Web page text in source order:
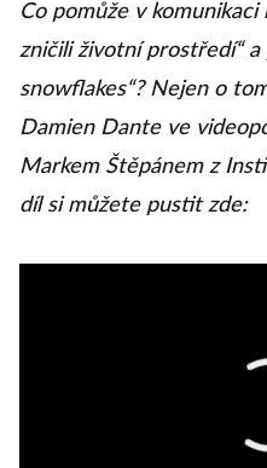
Co pomůže v
zničili životní prostředí“ a
snowflakes“? Nejen o
Damien Dante ve
Markem Štěpánem z
díl si můžete pustit zde: